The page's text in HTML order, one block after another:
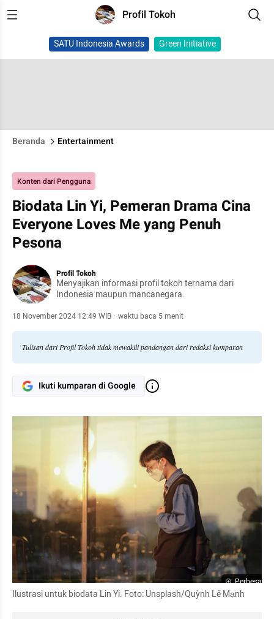
Profil Tokoh
SATU Indonesia Awards Green Initiative
Beranda Entertainment
Konten dari Pengguna
Biodata Lin Yi, Pemeran Drama Cina
Everyone Loves Me yang Penuh
Pesona
Profil Tokoh
Menyajikan informasi profil tokoh ternama dari
Indonesia maupun mancanegara.
18 November 2024 12:49 WIB · waktu baca 5 menit
Tulisan dari Profil Tokoh tidak mewakili pandangan dari redaksi kumparan
Ikuti kumparan di Google
Perbesar
Ilustrasi untuk biodata Lin Yi. Foto: Unsplash/Quỳnh Lê Mạnh